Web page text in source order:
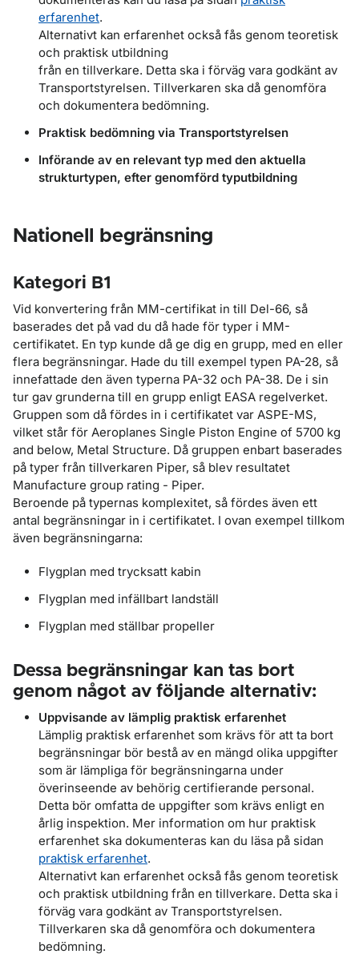
erfarenhet.
Alternativt kan erfarenhet också fås genom teoretisk
och praktisk utbildning
från en tillverkare. Detta ska i förväg vara godkänt av
Transportstyrelsen. Tillverkaren ska då genomföra
och dokumentera bedömning.
Praktisk bedömning via Transportstyrelsen
Införande av en relevant typ med den aktuella
strukturtypen, efter genomförd typutbildning
Nationell begränsning
Kategori B1
Vid konvertering från MM-certifikat in till Del-66, så
baserades det på vad du då hade för typer i MM-
certifikatet. En typ kunde då ge dig en grupp, med en eller
flera begränsningar. Hade du till exempel typen PA-28, så
innefattade den även typerna PA-32 och PA-38. De i sin
tur gav grunderna till en grupp enligt EASA regelverket.
Gruppen som då fördes in i certifikatet var ASPE-MS,
vilket står för Aeroplanes Single Piston Engine of 5700 kg
and below, Metal Structure. Då gruppen enbart baserades
på typer från tillverkaren Piper, så blev resultatet
Manufacture group rating - Piper.
Beroende på typernas komplexitet, så fördes även ett
antal begränsningar in i certifikatet. I ovan exempel tillkom
även begränsningarna:
Flygplan med trycksatt kabin
Flygplan med infällbart landställ
Flygplan med ställbar propeller
Dessa begränsningar kan tas bort
genom något av följande alternativ:
Uppvisande av lämplig praktisk erfarenhet
Lämplig praktisk erfarenhet som krävs för att ta bort
begränsningar bör bestå av en mängd olika uppgifter
som är lämpliga för begränsningarna under
överinseende av behörig certifierande personal.
Detta bör omfatta de uppgifter som krävs enligt en
årlig inspektion. Mer information om hur praktisk
erfarenhet ska dokumenteras kan du läsa på sidan
praktisk erfarenhet.
Alternativt kan erfarenhet också fås genom teoretisk
och praktisk utbildning från en tillverkare. Detta ska i
förväg vara godkänt av Transportstyrelsen.
Tillverkaren ska då genomföra och dokumentera
bedömning.